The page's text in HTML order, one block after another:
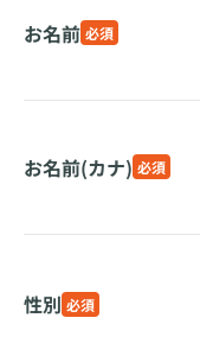
お名前 必須
お名前(カナ) 必須
性別 必須